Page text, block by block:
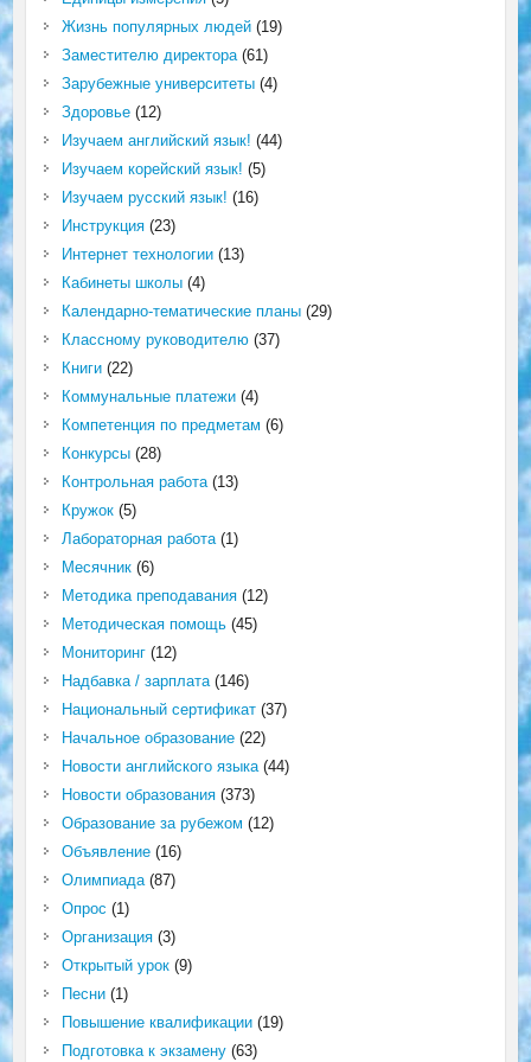
Жизнь популярных людей(19)
Заместителю директора(61)
Зарубежные университеты(4)
Здоровье(12)
Изучаем английский язык! (44)
Изучаем корейский язык! (5)
Изучаем русский язык! (16)
Инструкция(23)
Интернет технологии(13)
Кабинеты школы(4)
Календарно-тематические планы(29)
Классному руководителю(37)
Книги(22)
Коммунальные платежи(4)
Компетенция по предметам (6)
Конкурсы(28)
Контрольная работа(13)
Кружок(5)
Лабораторная работа(1)
Месячник(6)
Методика преподавания(12)
Методическая помощь(45)
Мониторинг(12)
Надбавка / зарплата(146)
Национальный сертификат(37)
Начальное образование(22)
Новости английского языка(44)
Новости образования(373)
Образование за рубежом (12)
Объявление(16)
Олимпиада(87)
Опрос (1)
Организация(3)
Открытый урок(9)
Песни(1)
Повышение квалификации(19)
Подготовка к экзамену(63)